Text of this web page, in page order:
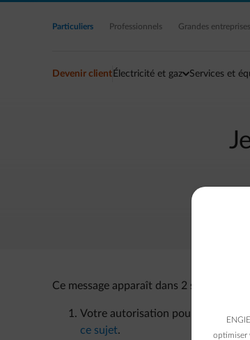
Accéder au contenu principal
Particuliers Professionnels Grandes entreprises
Devenir client Électricité et gaz Services et
Ce message apparaît dans 2 situations :
Votre autorisation pour partager
ce sujet.
optimiser